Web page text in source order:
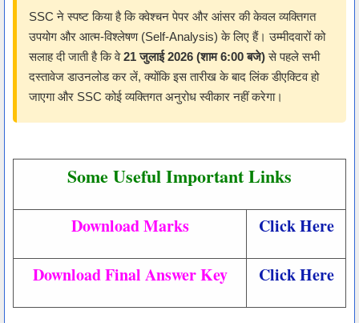
SSC ने स्पष्ट किया है कि क्वेश्चन पेपर और आंसर की केवल व्यक्तिगत
उपयोग और आत्म-विश्लेषण (Self-Analysis) के लिए हैं। उम्मीदवारों को
सलाह दी जाती है कि वे21 जुलाई 2026 (शाम 6:00 बजे)से पहले सभी
दस्तावेज डाउनलोड कर लें, क्योंकि इस तारीख के बाद लिंक डीएक्टिव हो
जाएगा और SSC कोई व्यक्तिगत अनुरोध स्वीकार नहीं करेगा।
Some Useful Important Links
Download Marks Click Here
Download Final Answer Key Click Here